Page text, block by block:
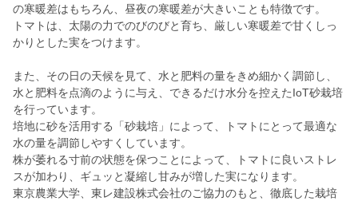
の寒暖差はもちろん、昼夜の寒暖差が大きいことも特徴です。
トマトは、太陽の力でのびのびと育ち、厳しい寒暖差で甘くしっ
かりとした実をつけます。
また、その日の天候を見て、水と肥料の量をきめ細かく調節し、
水と肥料を点滴のように与え、できるだけ水分を控えたIoT砂栽培
を行っています。
培地に砂を活用する「砂栽培」によって、トマトにとって最適な
水の量を調節しやすくしています。
株が萎れる寸前の状態を保つことによって、トマトに良いストレ
スが加わり、ギュッと凝縮し甘みが増した実になります。
東京農業大学、東レ建設株式会社のご協力のもと、徹底した栽培